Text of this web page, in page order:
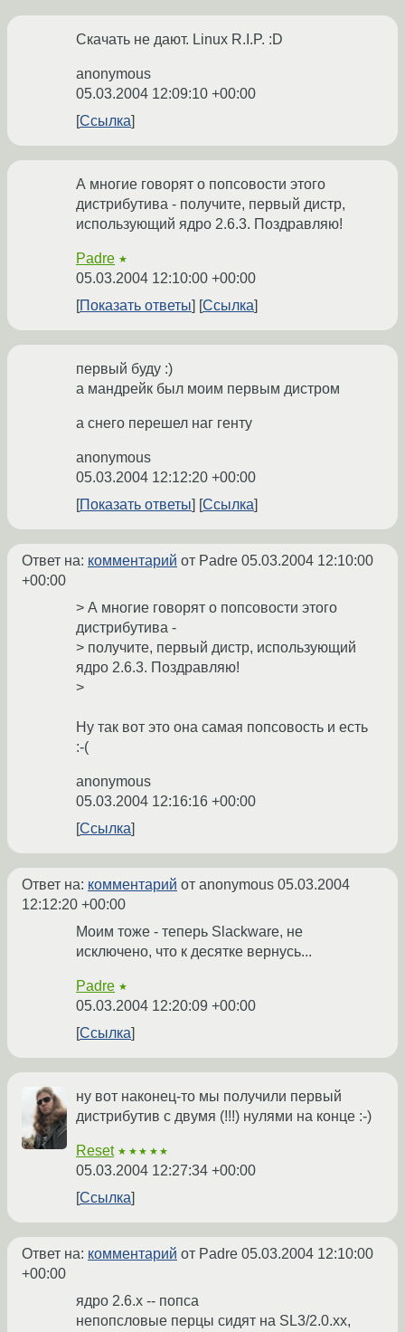
Скачать не дают. Linux R.I.P. :D
anonymous
05.03.2004 12:09:10 +00:00
Ссылка
А многие говорят о попсовости этого
дистрибутива - получите, первый дистр,
использующий ядро 2.6.3. Поздравляю!
Padre ★
05.03.2004 12:10:00 +00:00
Показать ответы
Ссылка
первый буду :)
а мандрейк был моим первым дистром
а снего перешел наг генту
anonymous
05.03.2004 12:12:20 +00:00
Показать ответы
Ссылка
Ответ на: комментарий от Padre 05.03.2004 12:10:00
+00:00
> А многие говорят о попсовости этого
дистрибутива -
> получите, первый дистр, использующий
ядро 2.6.3. Поздравляю!
>
Ну так вот это она самая попсовость и есть
:-(
anonymous
05.03.2004 12:16:16 +00:00
Ссылка
Ответ на: комментарий от anonymous 05.03.2004
12:12:20 +00:00
Моим тоже - теперь Slackware, не
исключено, что к десятке вернусь...
Padre ★
05.03.2004 12:20:09 +00:00
Ссылка
ну вот наконец-то мы получили первый
дистрибутив с двумя (!!!) нулями на конце :-)
Reset ★★★★★
05.03.2004 12:27:34 +00:00
Ссылка
Ответ на: комментарий от Padre 05.03.2004 12:10:00
+00:00
ядро 2.6.х -- попса
непопсловые перцы сидят на SL3/2.0.xx,